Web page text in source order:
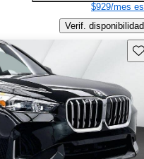
$929/mes
Verif. disponibilidad